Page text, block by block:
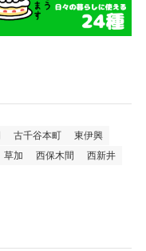
古千谷本町
東伊興
草加 西保木間
西新井